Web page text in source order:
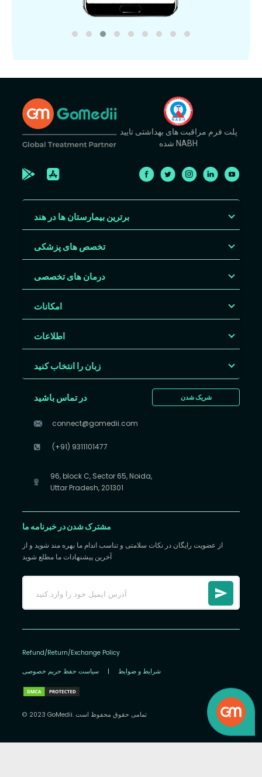
پلت فرم مراقبت های بهداشتی تایید
شده NABH
برترین بیمارستان ها در هند
تخصص های پزشکی
درمان های تخصصی
امکانات
اطلاعات
زبان را انتخاب کنید
شریک شدن در تماس باشید
connect@gomedii.com
(+91) 9311101477
96, block C, Sector 65, Noida,
Uttar Pradesh, 201301
مشترک شدن در خبرنامه ما
از عضویت رایگان در نکات سلامتی و تناسب اندام ما بهره مند شوید و از
آخرین پیشنهادات ما مطلع شوید
Refund/Return/Exchange Policy
سیاست حفظ حریم خصوصی | شرایط و ضوابط
© 2023 GoMedii. تمامی حقوق محفوظ است